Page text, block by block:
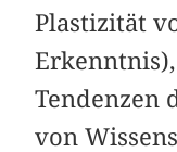
Plastizität
Tendenzen
von